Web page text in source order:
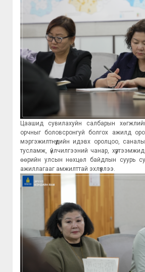
Цаашид сувилахуйн салбарын
орчныг боловсронгуй болгох ажилд
мэргэжилтнүүдийн идэвх оролцоо,
тусламж, үйлчилгээний чанар,
өөрийн улсын нөхцөл байдлын суурь
ажиллагааг амжилттай эхлүүллээ.